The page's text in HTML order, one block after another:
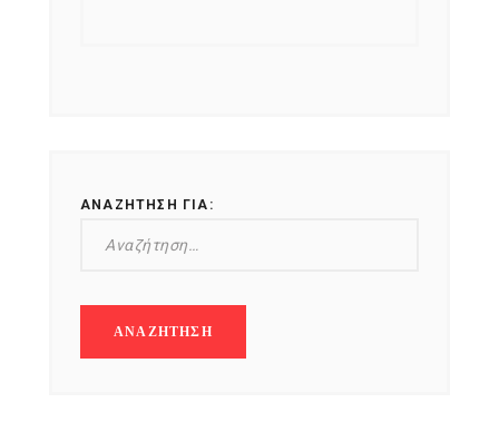
ΑΝΑΖΉΤΗΣΗ ΓΙΑ: